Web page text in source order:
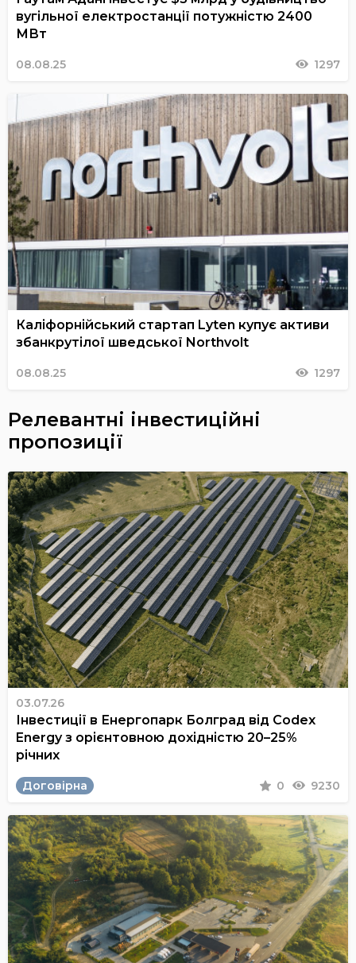
вугільної електростанції потужністю 2400
МВт
08.08.25 1297
Каліфорнійський стартап Lyten купує активи
збанкрутілої шведської Northvolt
08.08.25 1297
Релевантні інвестиційні
пропозиції
03.07.26
Інвестиції в Енергопарк Болград від Codex
Energy з орієнтовною дохідністю 20–25%
річних
Договірна 0 9230